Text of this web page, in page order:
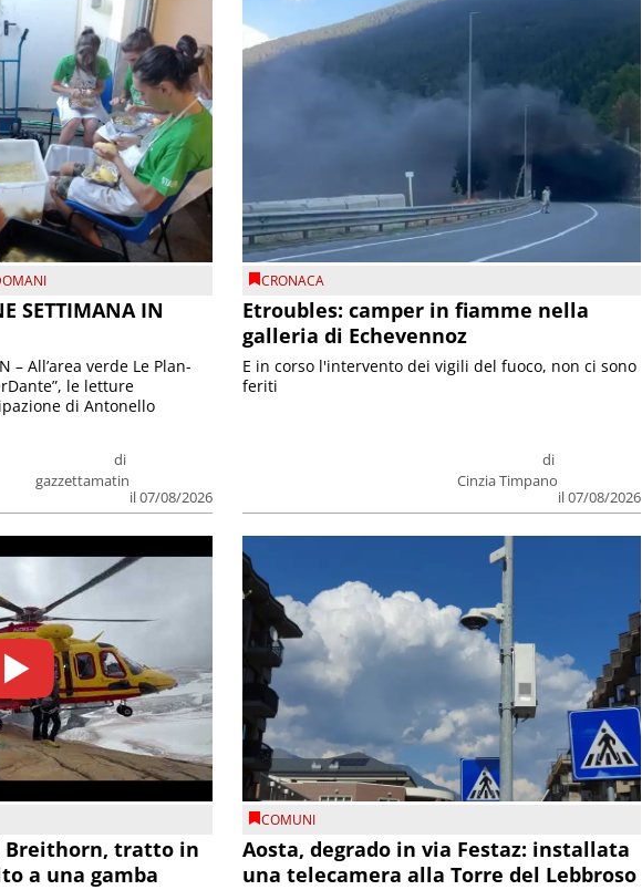
SETTIMANA IN
di
gazzettamatin
il 07/08/2026
– All’area verde Le Plan-
le letture
di Antonello
CRONACA
Etroubles: camper in fiamme nella
galleria di Echevennoz
di
Cinzia Timpano
il 07/08/2026
E in corso l'intervento dei vigili del fuoco, non ci sono
feriti
Breithorn, tratto in
a una gamba
COMUNI
Aosta, degrado in via Festaz: installata
una telecamera alla Torre del Lebbroso